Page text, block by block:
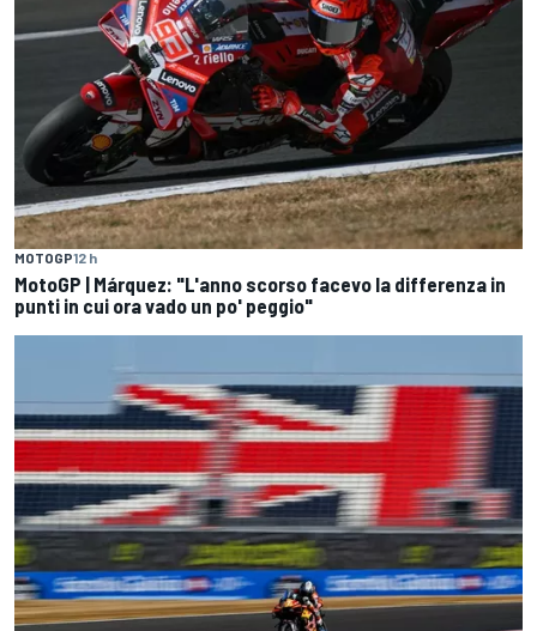
MOTOGP12 h
MotoGP | Márquez: "L'anno scorso facevo la differenza in
punti in cui ora vado un po' peggio"